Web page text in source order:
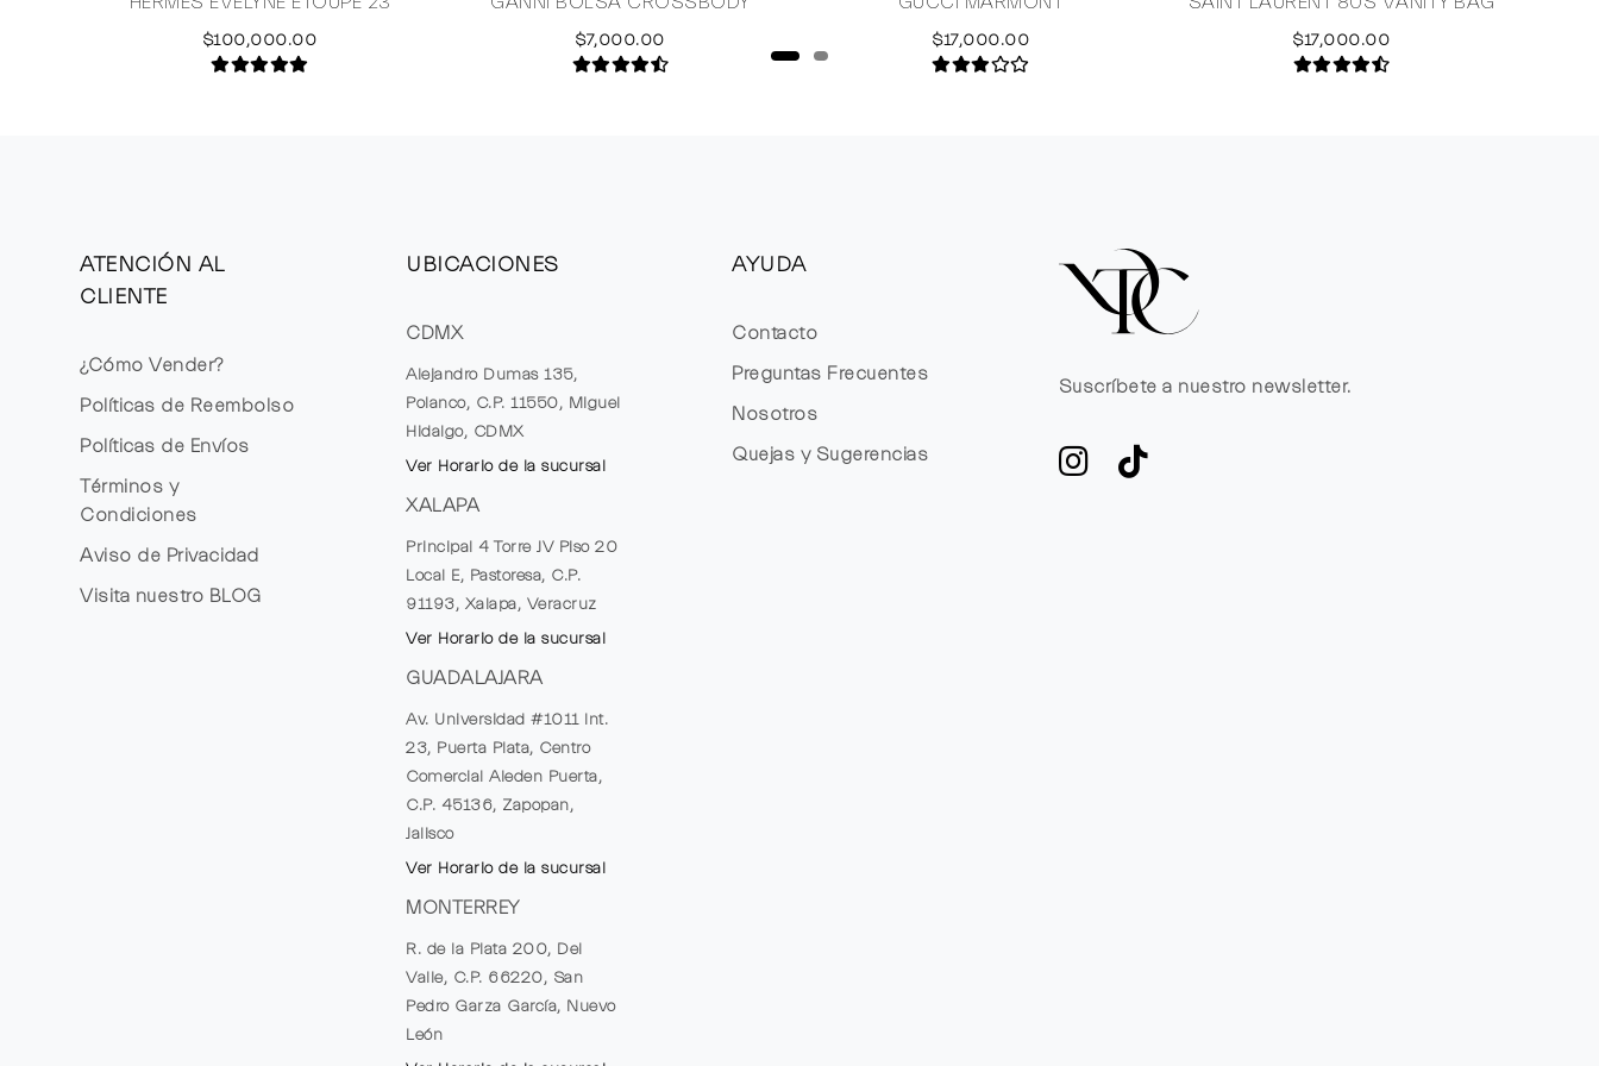
$100,000.00 $7,000.00 $17,000.00 $17,000.00
ATENCIÓN AL
CLIENTE
¿Cómo Vender?
Políticas de Reembolso
Políticas de Envíos
Términos y
Condiciones
Aviso de Privacidad
Visita nuestro BLOG
UBICACIONES
CDMX
Alejandro Dumas 135,
Polanco, C.P. 11550, Miguel
Hidalgo, CDMX
Ver Horario de la sucursal
XALAPA
Principal 4 Torre JV Piso 20
Local E, Pastoresa, C.P.
91193, Xalapa, Veracruz
Ver Horario de la sucursal
GUADALAJARA
Av. Universidad #1011 Int.
23, Puerta Plata, Centro
Comercial Aleden Puerta,
C.P. 45136, Zapopan,
Jalisco
Ver Horario de la sucursal
MONTERREY
R. de la Plata 200, Del
Valle, C.P. 66220, San
Pedro Garza García, Nuevo
León
AYUDA
Contacto
Preguntas Frecuentes
Nosotros
Quejas y Sugerencias
Suscríbete a nuestro newsletter.